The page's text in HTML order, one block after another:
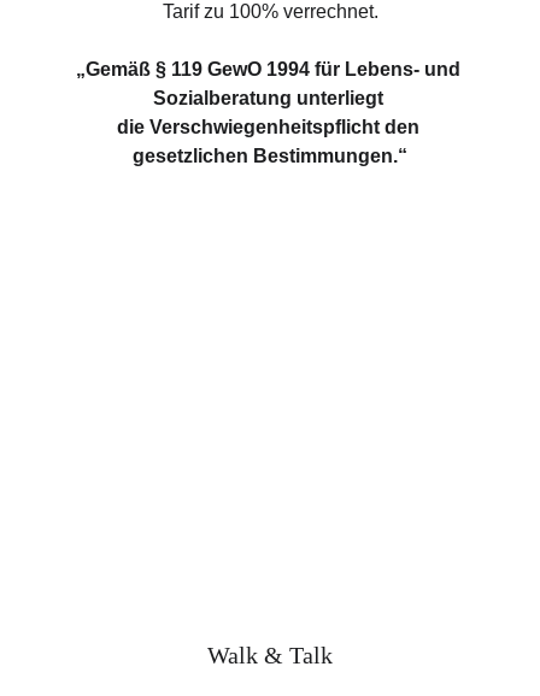
Tarif zu 100% verrechnet.
„Gemäß § 119 GewO 1994 für Lebens- und
Sozialberatung unterliegt
die Verschwiegenheitspflicht den
gesetzlichen Bestimmungen.“
Walk & Talk